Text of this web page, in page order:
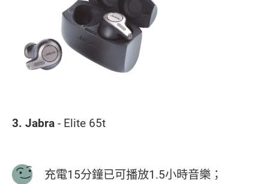
3. Jabra- Elite 65t
充電15分鐘已可播放1.5小時音樂；